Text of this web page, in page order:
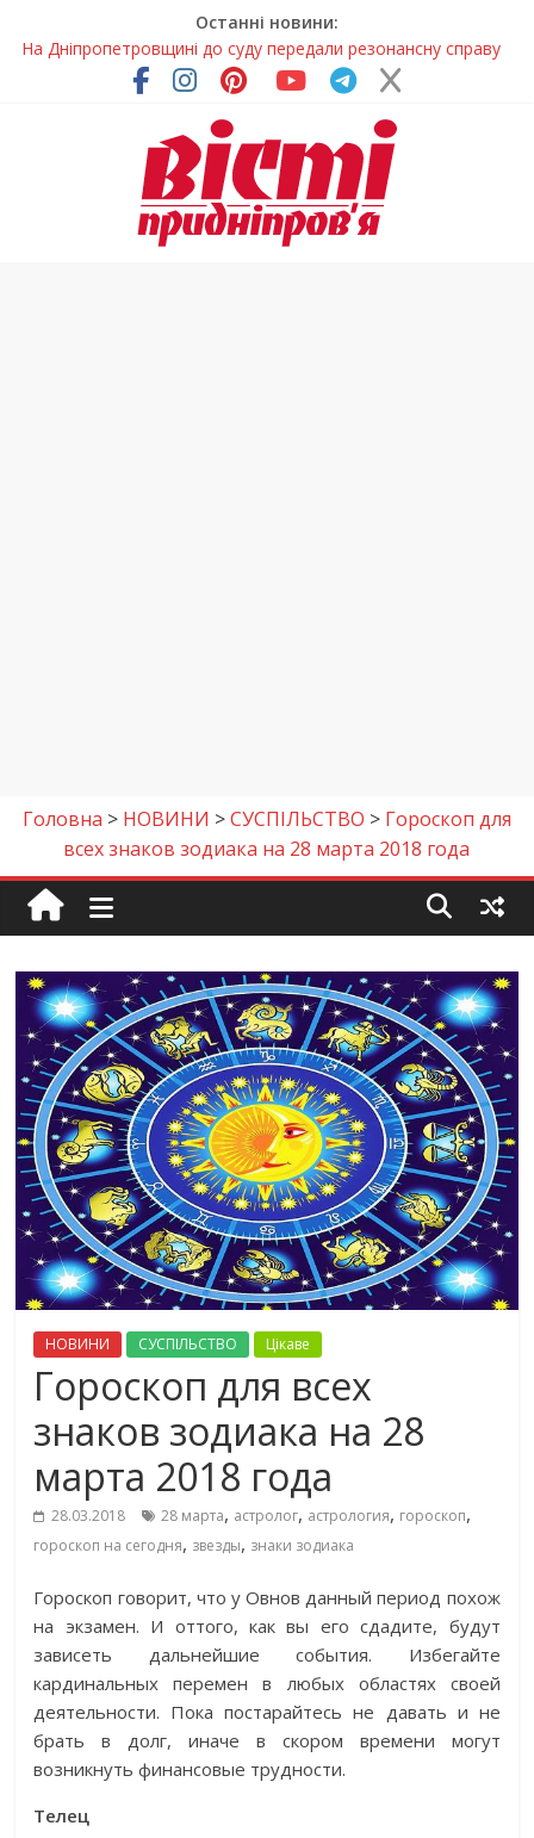
Останні новини:
На Дніпропетровщині до суду передали резонансну справу
У Дніпропетровській області розпочалася осіння міграція
На Дніпропетровщині вводять сезонну заборону на вилов
Петриківський розпис у всій красі: нова виставка відкрилася
на Дніпропетровщині
В Україні змінили форму ветеринарних паспортів для
Головна > НОВИНИ >СУСПІЛЬСТВО > Гороскоп для
всех знаков зодиака на 28 марта 2018 года
НОВИНИ СУСПІЛЬСТВО Цікаве
Гороскоп для всех
знаков зодиака на 28
марта 2018 года
28.03.2018 28 марта, астролог, астрология, гороскоп,
гороскоп на сегодня, звезды, знаки зодиака
Гороскоп говорит, что у Овнов данный период похож
на экзамен. И оттого, как вы его сдадите, будут
зависеть дальнейшие события. Избегайте
кардинальных перемен в любых областях своей
деятельности. Пока постарайтесь не давать и не
брать в долг, иначе в скором времени могут
возникнуть финансовые трудности.
Телец